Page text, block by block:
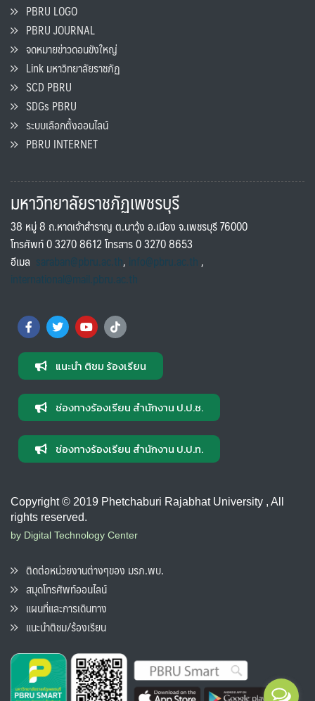
PBRU LOGO
PBRU JOURNAL
จดหมายข่าวดอนขังใหญ่
Link มหาวิทยาลัยราชภัฏ
SCD PBRU
SDGs PBRU
ระบบเลือกตั้งออนไลน์
PBRU INTERNET
มหาวิทยาลัยราชภัฏเพชรบุรี
38 หมู่ 8 ถ.หาดเจ้าสำราญ ต.นาวุ้ง อ.เมือง จ.เพชรบุรี 76000
โทรศัพท์ 0 3270 8612 โทรสาร 0 3270 8653
อีเมล saraban@pbru.ac.th, info@pbru.ac.th,
international@mail.pbru.ac.th
แนะนำ ติชม ร้องเรียน
ช่องทางร้องเรียน สำนักงาน ป.ป.ช.
ช่องทางร้องเรียน สำนักงาน ป.ป.ท.
Copyright © 2019 Phetchaburi Rajabhat University , All
rights reserved.
by Digital Technology Center
ติดต่อหน่วยงานต่างๆของ มรภ.พบ.
สมุดโทรศัพท์ออนไลน์
แผนที่และการเดินทาง
แนะนำติชม/ร้องเรียน